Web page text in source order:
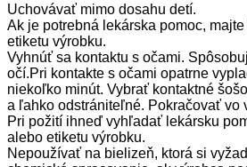
Uchovávať mimo dosahu detí.
Ak je potrebná lekárska pomoc,
etiketu výrobku.
Vyhnúť sa kontaktu s očami.
očí.Pri kontakte s očami opatrne
niekoľko minút. Vybrať kontaktné
a ľahko odstrániteľné. Pokračovať vo
Pri požití ihneď vyhľadať lekársku
alebo etiketu výrobku.
Nepoužívať na bielizeň, ktorá si